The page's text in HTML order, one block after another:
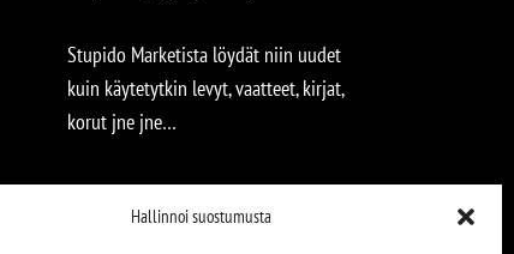
Hallinnoi suostumusta
Stupido Marketista löydät niin uudet
kuin käytetytkin levyt, vaatteet, kirjat,
korut jne jne…